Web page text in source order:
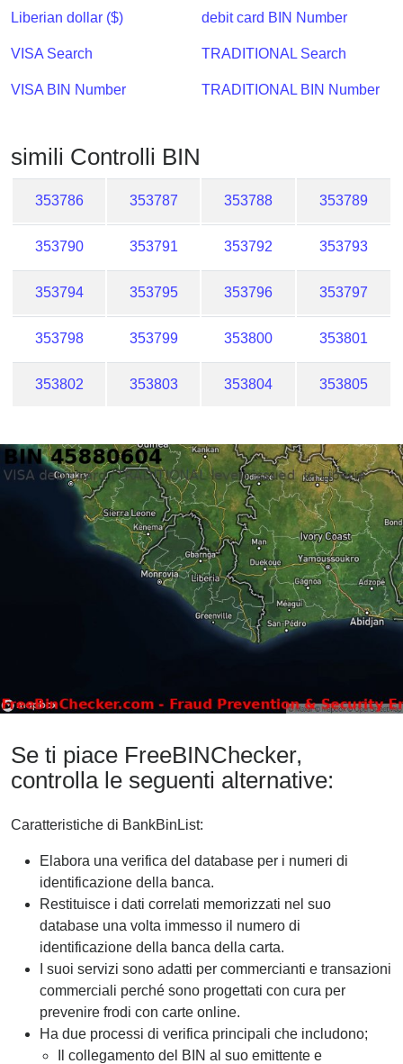
IP
Checker
/
Liberian dollar ($)
VISA Search
VISA BIN Number
debit card BIN Number
TRADITIONAL Search
TRADITIONAL BIN Number
simili Controlli BIN
353786 353787 353788 353789
353790 353791 353792 353793
353794 353795 353796 353797
353798 353799 353800 353801
353802 353803 353804 353805
Se ti piace FreeBINChecker,
controlla le seguenti alternative:
Caratteristiche di BankBinList:
Elabora una verifica del database per i numeri di
identificazione della banca.
Restituisce i dati correlati memorizzati nel suo
database una volta immesso il numero di
identificazione della banca della carta.
I suoi servizi sono adatti per commercianti e transazioni
commerciali perché sono progettati con cura per
prevenire frodi con carte online.
Ha due processi di verifica principali che includono;
Il collegamento del BIN al suo emittente e